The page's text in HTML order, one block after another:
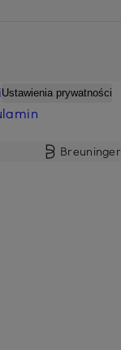
Ustawienia prywatności
Breuninger